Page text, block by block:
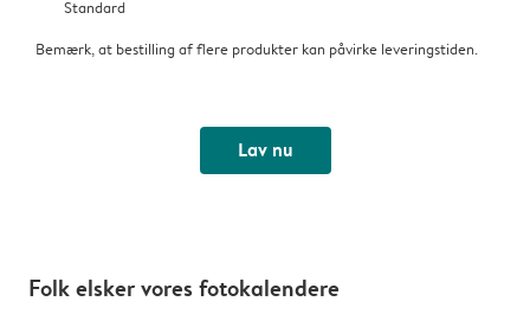
Standard
Bemærk, at bestilling af flere produkter kan påvirke leveringstiden.
Lav nu
Folk elsker vores fotokalendere